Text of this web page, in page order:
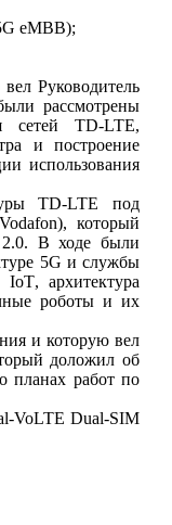
G eMBB);
Руководитель
рассмотрены
сетей TD-LTE,
и построение
использования
TD-LTE под
Vodafon), который
2.0. В ходе были
5G и службы
IoT, архитектура
роботы и их
и которую вел
доложил об
планах работ по
VoLTE Dual-SIM